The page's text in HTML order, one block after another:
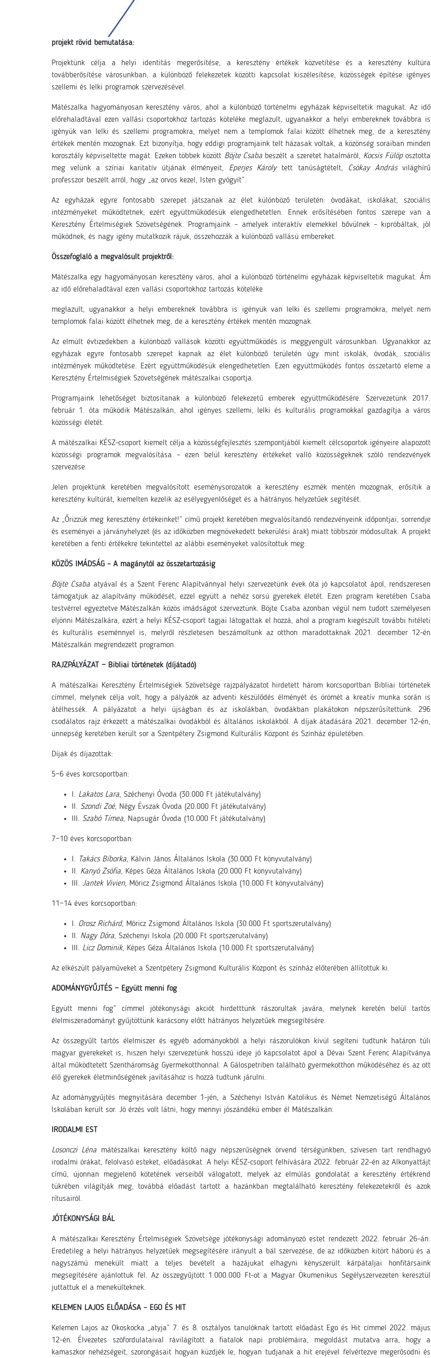
projekt rövid bemutatása:
Projektünk célja a helyi identitás megerősítése, a keresztény értékek közvetítése és a keresztény kultúra
továbberősítése városunkban, a különböző felekezetek közötti kapcsolat kiszélesítése, közösségek építése igényes
szellemi és lelki programok szervezésével.
Mátészalka hagyományosan keresztény város, ahol a különböző történelmi egyházak képviseltetik magukat. Az idő
előrehaladtával ezen vallási csoportokhoz tartozás köteléke meglazult, ugyanakkor a helyi embereknek továbbra is
igényük van lelki és szellemi programokra, melyet nem a templomok falai között élhetnek meg, de a keresztény
értékek mentén mozognak. Ezt bizonyítja, hogy eddigi programjaink telt házasak voltak, a közönség soraiban minden
korosztály képviseltette magát. Ezeken többek között Böjte Csaba beszélt a szeretet hatalmáról, Kocsis Fülöposztotta
meg velünk a szíriai karitatív útjának élményeit, Eperjes Károlytett tanúságtételt, Csókay Andrásvilághírű
professzor beszélt arról, hogy „az orvos kezel, Isten gyógyít”.
Az egyházak egyre fontosabb szerepet játszanak az élet különböző területén: óvodákat, iskolákat, szociális
intézményeket működtetnek, ezért együttműködésük elengedhetetlen. Ennek erősítésében fontos szerepe van a
Keresztény Értelmiségiek Szövetségének. Programjaink – amelyek interaktív elemekkel bővülnek –kipróbáltak, jól
működnek, és nagy igény mutatkozik rájuk, összehozzák a különböző vallású embereket.
Összefoglaló a megvalósult projektről:
Mátészalka egy hagyományosan keresztény város, ahol a különböző történelmi egyházak képviseltetik magukat. Ám
az idő előrehaladtával ezen vallási csoportokhoz tartozás köteléke
meglazult, ugyanakkor a helyi embereknek továbbra is igényük van lelki és szellemi programokra, melyet nem
templomok falai között élhetnek meg, de a keresztény értékek mentén mozognak.
Az elmúlt évtizedekben a különböző vallások közötti együttműködés is meggyengült városunkban. Ugyanakkor az
egyházak egyre fontosabb szerepet kapnak az élet különböző területén úgy mint iskolák, óvodák, szociális
intézmények működtetése. Ezért együttműködésük elengedhetetlen. Ezen együttműködés fontos összetartó eleme a
Keresztény Értelmiségiek Szövetségének mátészalkai csoportja.
Programjaink lehetőséget biztosítanak a különböző felekezetű emberek együttműködésére. Szervezetünk 2017.
február 1. óta működik Mátészalkán, ahol igényes szellemi, lelki és kulturális programokkal gazdagítja a város
közösségi életét.
A mátészalkai KÉSZ-csoport kiemelt célja a közösségfejlesztés szempontjából kiemelt célcsoportok igényeire alapozott
közösségi programok megvalósítása – ezen belül keresztény értékeket valló közösségeknek szóló rendezvények
szervezése.
Jelen projektünk keretében megvalósított eseménysorozatok a keresztény eszmék mentén mozognak, erősítik a
keresztény kultúrát, kiemelten kezelik az esélyegyenlőséget és a hátrányos helyzetűek segítését.
Az „Őrizzük meg keresztény értékeinket!” című projekt keretében megvalósítandó rendezvényeink időpontjai, sorrendje
és eseményei a járványhelyzet (és az időközben megnövekedett bekerülési árak) miatt többször módosultak. A projekt
keretében a fenti értékekre tekintettel az alábbi eseményeket valósítottuk meg:
KÖZÖS IMÁDSÁG – A magánytól az összetartozásig
Böjte Csaba atyával és a Szent Ferenc Alapítvánnyal helyi szervezetünk évek óta jó kapcsolatot ápol, rendszeresen
támogatjuk az alapítvány működését, ezzel együtt a nehéz sorsú gyerekek életét. Ezen program keretében Csaba
testvérrel egyeztetve Mátészalkán közös imádságot szerveztünk. Böjte Csaba azonban végül nem tudott személyesen
eljönni Mátészalkára, ezért a helyi KÉSZ-csoport tagjai látogattak el hozzá, ahol a program kiegészült további hitéleti
és kulturális eseménnyel is, melyről részletesen beszámoltunk az otthon maradottaknak 2021. december 12-én
Mátészalkán megrendezett programon.
RAJZPÁLYÁZAT − Bibliai történetek (díjátadó)
A mátészalkai Keresztény Értelmiségiek Szövetsége rajzpályázatot hirdetett három korcsoportban Bibliai történetek
címmel, melynek célja volt, hogy a pályázók az adventi készülődés élményét és örömét a kreatív munka során is
átélhessék. A pályázatot a helyi újságban és az iskolákban, óvodákban plakátokon népszerűsítettünk. 296
csodálatos rajz érkezett a mátészalkai óvodákból és általános iskolákból. A díjak átadására 2021. december 12-én,
ünnepség keretében került sor a Szentpétery Zsigmond Kulturális Központ és Színház épületében.
Díjak és díjazottak:
5−6 éves korcsoportban:
I. Lakatos Lara, Széchenyi Óvoda (30.000 Ft játékutalvány)
II. Szondi Zoé, Négy Évszak Óvoda (20.000 Ft játékutalvány)
III. Szabó Tímea, Napsugár Óvoda (10.000 Ft játékutalvány)
7−10 éves korcsoportban:
I. Takács Bíborka, Kálvin János Általános Iskola (30.000 Ft könyvutalvány)
II. Kanyó Zsófia, Képes Géza Általános Iskola (20.000 Ft könyvutalvány)
III. Jantek Vivien, Móricz Zsigmond Általános Iskola (10.000 Ft könyvutalvány)
11−14 éves korcsoportban:
I. Orosz Richárd, Móricz Zsigmond Általános Iskola (30.000 Ft sportszerutalvány)
II. Nagy Dóra, Széchenyi Iskola (20.000 Ft sportszerutalvány)
III. Licz Dominik, Képes Géza Általános Iskola (10.000 Ft sportszerutalvány)
Az elkészült pályaműveket a Szentpétery Zsigmond Kulturális Központ és színház előterében állítottuk ki.
ADOMÁNYGYŰJTÉS − Együtt menni fog
Együtt menni fog” címmel jótékonysági akciót hirdetttünk rászorultak javára, melynek keretén belül tartós
élelmiszeradományt gyűjtöttünk karácsony előtt hátrányos helyzetűek megsegítésére.
Az összegyűlt tartós élelmiszer és egyéb adományokból a helyi rászorulókon kívül segíteni tudtunk határon túli
magyar gyerekeket is, hiszen helyi szervezetünk hosszú ideje jó kapcsolatot ápol a Dévai Szent Ferenc Alapítványa
által működtetett Szentháromság Gyermekotthonnal. A Gálospetriben található gyermekotthon működéséhez és az ott
élő gyerekek életminőségének javításához is hozzá tudtunk járulni.
Az adománygyűjtés megnyitására december 1-jén, a Széchenyi István Katolikus és Német Nemzetiségű Általános
Iskolában került sor. Jó érzés volt látni, hogy mennyi jószándékú ember él Mátészalkán.
IRODALMI EST
Losonczi Léna mátészalkai keresztény költő nagy népszerűségnek örvend térségünkben, szívesen tart rendhagyó
irodalmi órákat, felolvasó esteket, előadásokat. A helyi KÉSZ-csoport felhívására 2022. február 22-én az Alkonyattájt
című, újonnan megjelenő kötetének verseiből válogatott, melyek az elmúlás gondolatát a keresztény értékrend
tükrében világítják meg, továbbá előadást tartott a hazánkban megtalálható keresztény felekezetekről és azok
rítusairól.
JÓTÉKONYSÁGI BÁL
A mátészalkai Keresztény Értelmiségiek Szövetsége jótékonysági adományozó estet rendezett 2022. február 26-án.
Eredetileg a helyi hátrányos helyzetűek megsegítésére irányult a bál szervezése, de az időközben kitört háború és a
nagyszámú menekült miatt a teljes bevételt a hazájukat elhagyni kényszerült kárpátaljai honfitársaink
megsegítésére ajánlottuk fel. Az összegyűjtött 1.000.000 Ft-ot a Magyar Ökumenikus Segélyszervezeten keresztül
juttattuk el a menekülteknek.
KELEMEN LAJOS ELŐADÁSA – EGO ÉS HIT
Kelemen Lajos az Okoskocka „atyja” 7. és 8. osztályos tanulóknak tartott előadást Ego és Hit címmel 2022. május
12-én. Élvezetes szófordulataival rávilágított a fiatalok napi problémáira, megoldást mutatva arra, hogy a
kamaszkor nehézségeit, szorongásait hogyan küzdjék le, hogyan tudjanak a hit erejével felvértezve megerősödni és